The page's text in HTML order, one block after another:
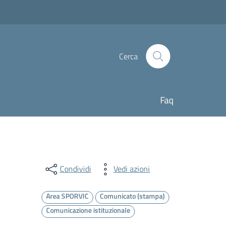
Cerca
Faq
Condividi Vedi azioni
Area SPORVIC
Comunicato (stampa)
Comunicazione istituzionale